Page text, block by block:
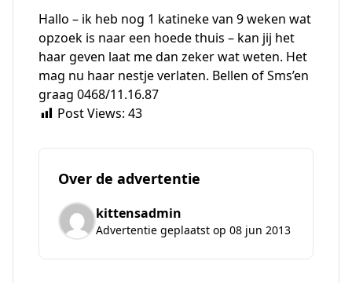
Hallo – ik heb nog 1 katineke van 9 weken wat
opzoek is naar een hoede thuis – kan jij het
haar geven laat me dan zeker wat weten. Het
mag nu haar nestje verlaten. Bellen of Sms’en
graag 0468/11.16.87
Post Views: 43
Over de advertentie
kittensadmin
Advertentie geplaatst op 08 jun 2013